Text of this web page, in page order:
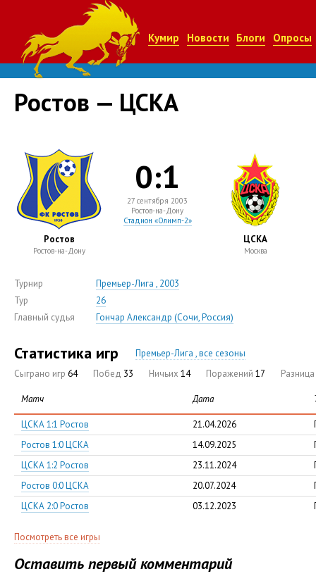
Кумир Новости Блоги Опросы
Ростов — ЦСКА
Ростов
Ростов-на-Дону
0:1
27 сентября 2003
Ростов-на-Дону
Стадион «Олимп-2»
ЦСКА
Москва
Турнир
Премьер-Лига , 2003
Тур
26
Главный судья
Гончар Александр (Сочи, Россия)
Статистика игр
Премьер-Лига , все сезоны
Сыграно игр 64 Побед 33 Ничьих 14 Поражений 17 Разница
Матч Дата
ЦСКА 1:1 Ростов 21.04.2026
Ростов 1:0 ЦСКА
14.09.2025
ЦСКА 1:2 Ростов
23.11.2024
Ростов 0:0 ЦСКА
20.07.2024
ЦСКА 2:0 Ростов
03.12.2023
Посмотреть все игры
Оставить первый комментарий